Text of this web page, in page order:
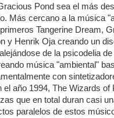
Pond sea el más
Más cercano a la música
Tangerine Dream,
y Henrik Oja creando un
de la psicodelia de
música "ambiental"
con
año 1994, The Wizards of
que en total duran casi
paralelos de estos